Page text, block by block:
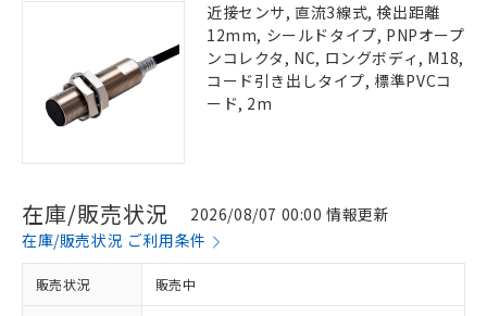
近接センサ, 直流3線式, 検出距離
12mm, シールドタイプ, PNPオープ
ンコレクタ, NC, ロングボディ, M18,
コード引き出しタイプ, 標準PVCコ
ード, 2m
在庫/販売状況
2026/08/07 00:00 情報更新
在庫/販売状況 ご利用条件
販売状況 販売中